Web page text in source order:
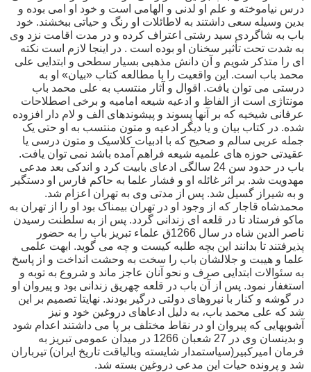
درس نیاموخته و علم او لدنی و الهامی است و خود او امی بوده و
بدین وسیله سعی داشتند به لاطائلات او رنگ و حیاتی ببخشند. خود
باب به شاگردی سید رشتی اعتراف کرده و در مدت اقامت نزد وی
به شدت تحت تأثیر سخنان او بوده است . در اینجا لازم است نکته
ای را متذکر شویم و آن دانش مذهبی بسیار سطحی و ابتدایی علی
محمد باب است. این واقعیت را با مطالعه کتاب «بیان» او به
درستی می توان یافت. اقوال و آثار منتسب به علی محمد باب
مونتاژی است از الفاظ و ادعیه شیعه امامیه و برخی اصطلاحات
عرفانی شیخیه که بر آنها پسوند و پیشوندهای الف و لام دار افزوده
شده. در کتاب بیان و یا دیگر ادعیه و متون منتسب به او حتی یک
جمله عربی سالم و صحیح که با ادبیات کلاسیک و متون درسی یا
عقیدتی حوزه های علمیه شیعه فراهم آمده باشد نمی توان یافت.
باب در حدود سن 24 سالگی ادعای بابیت کرد و اندکی بعد مدعی
مهدویت شد. بر اثر غائله او و فشار علما به حاکم فارس او دستگیر
و به شیراز گسیل شد. پس از مدتی وی به تهران اعزام شد.
محمدشاه قاجار که از وجود او در تهران بیمناک بود او را از تهران به
ماکو فرستاد تا در قلعه ای زندانی گردد. پس از به سلطنت رسیدن
ناصر الدین شاه در سال 1266ق علماء تبریز باب را به حضور
پذیرفتند تا بدانند این بچه طلبه کیست و چه می گوید. ابهت علمی
علما و هیبت و جلالشان باب را سخت به وحشت انداخت و از پاسخ
به سئوالات ابتدایی صرف و نحو آنان عاجز ماند و شروع به توبه و
استغفار نمود. پس از آن باب در قلعه چهریق زندانی بود و پیروان او
در گوشه و کنار با نیروهای دولتی درگیر بودند. نهایتا تصمیم بر این
شد که علی محمد باب، به دلیل ادعاهای دروغین خود و نیز
آشوبهایی که پیروان او در نقاط مختلف بر پا می داشتند اعدام شود
و بدینسان وی در 27 شعبان 1266 در میدان عمومی تبریز به
فرمان امیرکبیر(سیاستمدار شایسته وبالیاقت تاریخ ایران) تیرباران
شد و پرونده حیات این مدعی دروغین بسته شد.